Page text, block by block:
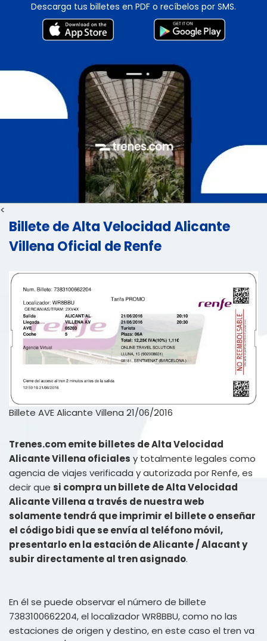
Descarga tus billetes en PDF o recíbelos por SMS.
<
Billete de Alta Velocidad Alicante
Villena Oficial de Renfe
Billete AVE Alicante Villena 21/06/2016
Trenes.com emite billetes de Alta Velocidad
Alicante Villena oficiales y totalmente legales como
agencia de viajes verificada y autorizada por Renfe, es
decir que si compra un billete de Alta Velocidad
Alicante Villena a través de nuestra web
solamente tendrá que imprimir el billete o enseñar
el código bidi que se envía al teléfono móvil,
presentarlo en la estación de Alicante / Alacant y
subir directamente al tren asignado.
En él se puede observar el número de billete
7383100662204, el localizador WR8BBU, como no las
estaciones de origen y destino, en este caso el tren va